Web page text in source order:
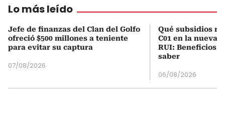
Lo más leído
Jefe de finanzas del Clan del Golfo
ofreció $500 millones a teniente
para evitar su captura
07/08/2026
Qué subsidios
C01 en la nueva
RUI: Beneficios
saber
06/08/2026